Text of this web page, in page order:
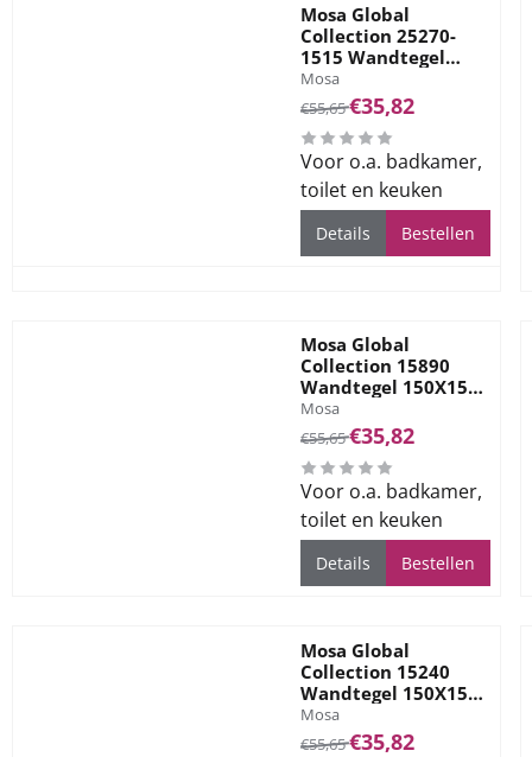
Mosa Global
Collection 25270-
1515 Wandtegel
150X150 White Grey
Mat 5,6mm
Merk:
Mosa
Van 55,65 voor 35,82
€55,65€35,82
Voor o.a. badkamer,
toilet en keuken
Details Bestellen
Mosa Global
Collection 15890
Wandtegel 150X150
Ivoorzwart Uni
5,6mm Mat
Merk:
Mosa
Van 55,65 voor 35,82
€55,65€35,82
Voor o.a. badkamer,
toilet en keuken
Details Bestellen
Mosa Global
Collection 15240
Wandtegel 150X150
Accent Zwart 5,6mm
Mat
Merk:
Mosa
Van 55,65 voor 35,82
€55,65€35,82